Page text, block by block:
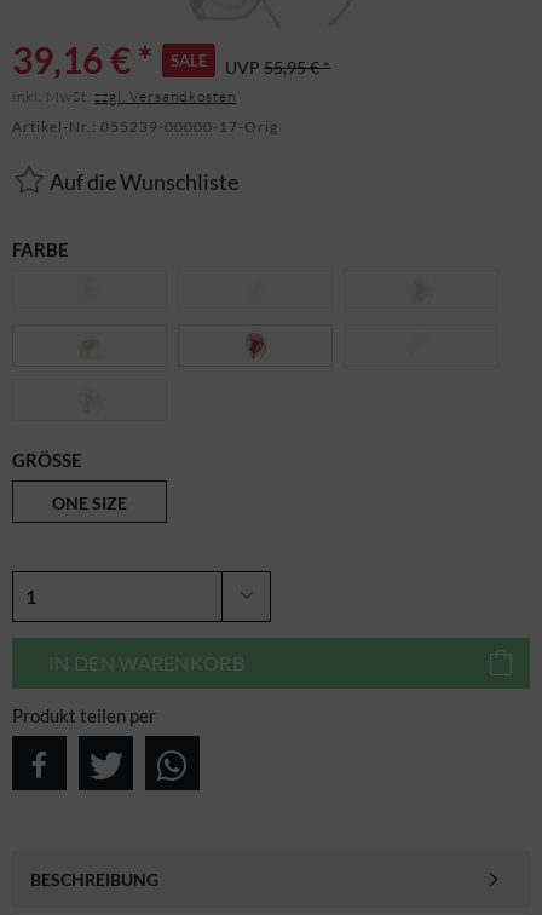
39,16 € * SALE UVP 55,95 € *
inkl. MwSt. zzgl. Versandkosten
Artikel-Nr.: 055239-00000-17-Orig
Auf die Wunschliste
FARBE
GRÖSSE
ONE SIZE
IN DEN WARENKORB
Produkt teilen per
BESCHREIBUNG